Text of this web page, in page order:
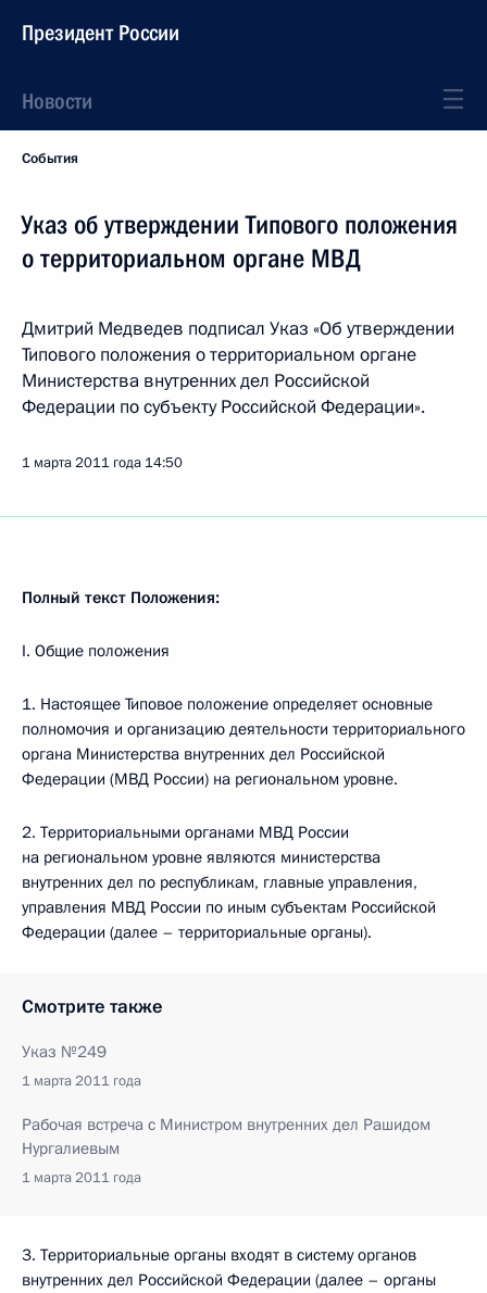
Президент России
Новости
События
Указ об утверждении Типового положения
о территориальном органе МВД
Дмитрий Медведев подписал Указ «Об утверждении
Типового положения о территориальном органе
Министерства внутренних дел Российской
Федерации по субъекту Российской Федерации».
1 марта 2011 года 14:50
Полный текст Положения:
I. Общие положения
1. Настоящее Типовое положение определяет основные
полномочия и организацию деятельности территориального
органа Министерства внутренних дел Российской
Федерации (МВД России) на региональном уровне.
2. Территориальными органами МВД России
на региональном уровне являются министерства
внутренних дел по республикам, главные управления,
управления МВД России по иным субъектам Российской
Федерации (далее – территориальные органы).
Смотрите также
Указ №249
1 марта 2011 года
Рабочая встреча с Министром внутренних дел Рашидом
Нургалиевым
1 марта 2011 года
3. Территориальные органы входят в систему органов
внутренних дел Российской Федерации (далее – органы